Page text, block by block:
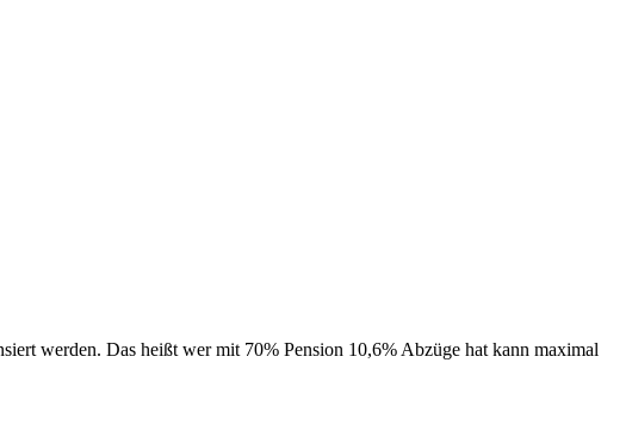
werden. Das heißt wer mit 70% Pension 10,6% Abzüge hat kann maximal